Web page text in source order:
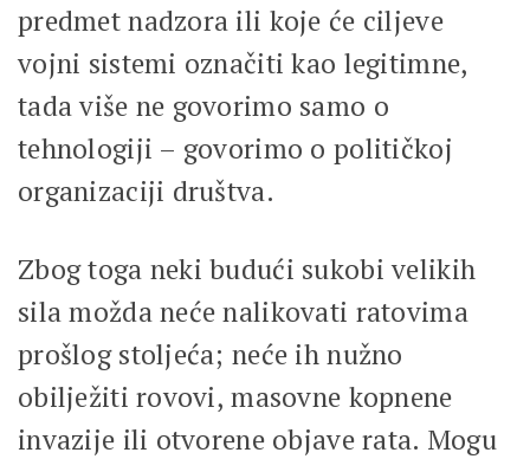
predmet nadzora ili koje će ciljeve
vojni sistemi označiti kao legitimne,
tada više ne govorimo samo o
tehnologiji – govorimo o političkoj
organizaciji društva.
Zbog toga neki budući sukobi velikih
sila možda neće nalikovati ratovima
prošlog stoljeća; neće ih nužno
obilježiti rovovi, masovne kopnene
invazije ili otvorene objave rata. Mogu